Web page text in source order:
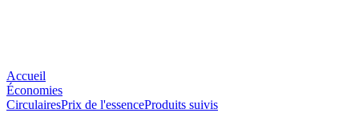
Accueil
Économies
CirculairesPrix de l'essenceProduits suivis